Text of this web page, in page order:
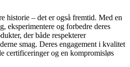
historie – det er også fremtid. Med en
eksperimentere og forbedre deres
der både respekterer
smag. Deres engagement i kvalitet
certificeringer og en kompromisløs